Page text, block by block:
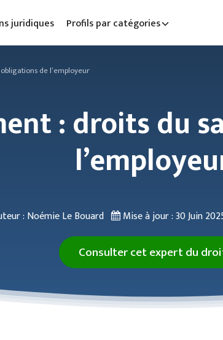
juridiques Profils par catégories
de l’employeur
: droits du
: Noémie Le Bouard Mise à jour :30 Juin
Consulter cet expert du